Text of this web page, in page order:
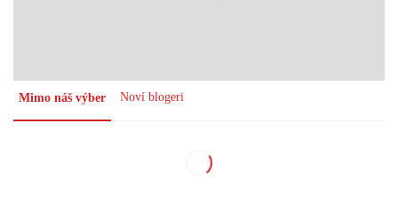
Mimo náš výber Noví blogeri